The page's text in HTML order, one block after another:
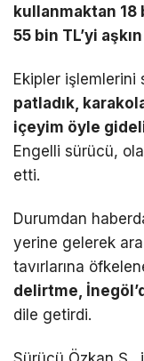
kullanmaktan 18
55 bin TL’yi
Ekipler işlemlerini
patladık,
içeyim öyle
Engelli sürücü,
etti.
Durumdan
yerine gelerek
tavırlarına
delirtme,
dile getirdi.